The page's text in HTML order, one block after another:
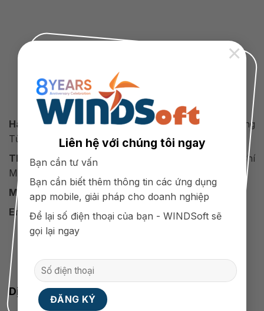
Liên hệ với chúng tôi ngay
Bạn cần tư vấn
Bạn cần biết thêm thông tin các ứng dụng
app mobile, giải pháp cho doanh nghiệp
Để lại số điện thoại của bạn - WINDSoft sẽ
gọi lại ngay
×
Công Ty Cổ Phần Công Nghệ WINDSoft Việt Nam
Hà Nội:Tại06 - BT2A, KĐT Mễ Trì Thượng, Phường
Từ Liêm, Hà Nội
TP.HCM: Số 88 quốc lộ 13, Bình Thạnh, Tp. Hồ Chí
Minh
Mobile:098 154 9988
Email:support@winds.vn
Dịch vụ cung cấp